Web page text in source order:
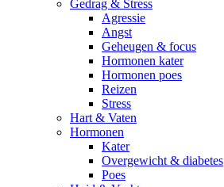
Gedrag & Stress
Agressie
Angst
Geheugen & focus
Hormonen kater
Hormonen poes
Reizen
Stress
Hart & Vaten
Hormonen
Kater
Overgewicht & diabetes
Poes